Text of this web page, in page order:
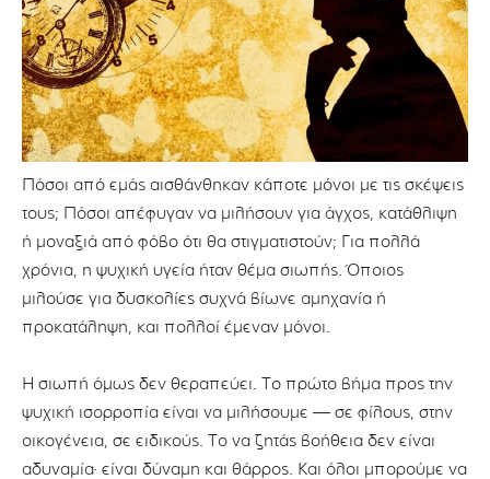
Πόσοι από εμάς αισθάνθηκαν κάποτε μόνοι με τις σκέψεις
τους; Πόσοι απέφυγαν να μιλήσουν για άγχος, κατάθλιψη
ή μοναξιά από φόβο ότι θα στιγματιστούν; Για πολλά
χρόνια, η ψυχική υγεία ήταν θέμα σιωπής. Όποιος
μιλούσε για δυσκολίες συχνά βίωνε αμηχανία ή
προκατάληψη, και πολλοί έμεναν μόνοι.
Η σιωπή όμως δεν θεραπεύει. Το πρώτο βήμα προς την
ψυχική ισορροπία είναι να μιλήσουμε — σε φίλους, στην
οικογένεια, σε ειδικούς. Το να ζητάς βοήθεια δεν είναι
αδυναμία· είναι δύναμη και θάρρος. Και όλοι μπορούμε να